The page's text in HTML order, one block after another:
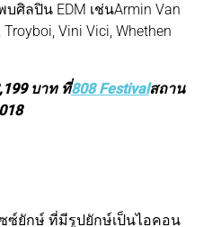
ศิลปิน EDM เช่นArmin Van
Troyboi, Vini Vici, Whethen
บาท ที่808 Festivalสถาน
ซ์ยักษ์ ที่มีรูปยักษ์เป็นไอคอน